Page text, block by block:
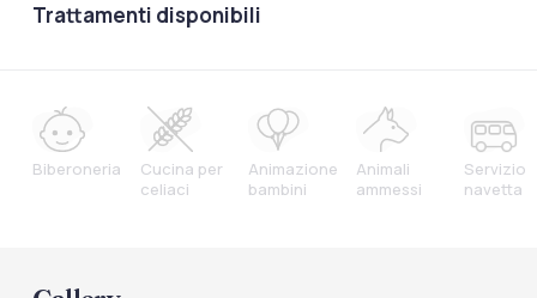
Trattamenti disponibili
Biberoneria
Cucina per
celiaci
Animazione
bambini
Animali
ammessi
Servizio
navetta